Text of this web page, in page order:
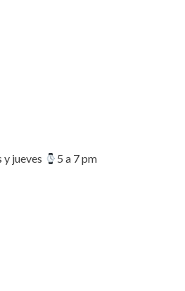
y jueves
5 a 7 pm